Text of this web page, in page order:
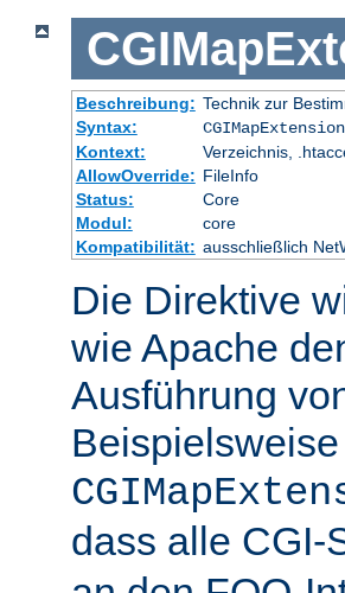
Beschreibung: Technik zur
Syntax:
CGIMapExtension
Kontext:
Verzeichnis,
AllowOverride: FileInfo
Status:
Core
Modul:
core
Kompatibilität: ausschließlich
Die Direktive
wie Apache
Ausführung
dass alle